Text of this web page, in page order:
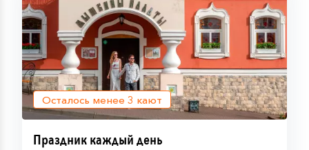
Осталось менее 3 кают
Праздник каждый день